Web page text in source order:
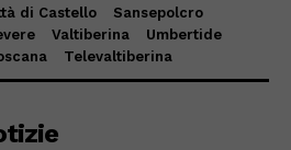
di Castello
Sansepolcro
Valtiberina
Umbertide
Televaltiberina